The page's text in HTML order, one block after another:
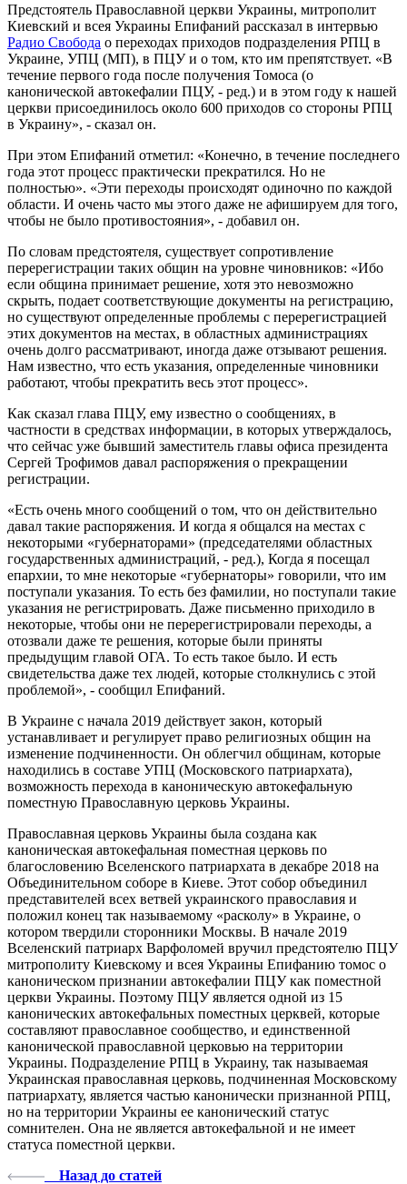
Предстоятель Православной церкви Украины, митрополит
Киевский и всея Украины Епифаний рассказал в интервью
Радио Свобода о переходах приходов подразделения РПЦ в
Украине, УПЦ (МП), в ПЦУ и о том, кто им препятствует. «В
течение первого года после получения Томоса (о
канонической автокефалии ПЦУ, - ред.) и в этом году к нашей
церкви присоединилось около 600 приходов со стороны РПЦ
в Украину», - сказал он.
При этом Епифаний отметил: «Конечно, в течение последнего
года этот процесс практически прекратился. Но не
полностью». «Эти переходы происходят одиночно по каждой
области. И очень часто мы этого даже не афишируем для того,
чтобы не было противостояния», - добавил он.
По словам предстоятеля, существует сопротивление
перерегистрации таких общин на уровне чиновников: «Ибо
если община принимает решение, хотя это невозможно
скрыть, подает соответствующие документы на регистрацию,
но существуют определенные проблемы с перерегистрацией
этих документов на местах, в областных администрациях
очень долго рассматривают, иногда даже отзывают решения.
Нам известно, что есть указания, определенные чиновники
работают, чтобы прекратить весь этот процесс».
Как сказал глава ПЦУ, ему известно о сообщениях, в
частности в средствах информации, в которых утверждалось,
что сейчас уже бывший заместитель главы офиса президента
Сергей Трофимов давал распоряжения о прекращении
регистрации.
«Есть очень много сообщений о том, что он действительно
давал такие распоряжения. И когда я общался на местах с
некоторыми «губернаторами» (председателями областных
государственных администраций, - ред.), Когда я посещал
епархии, то мне некоторые «губернаторы» говорили, что им
поступали указания. То есть без фамилии, но поступали такие
указания не регистрировать. Даже письменно приходило в
некоторые, чтобы они не перерегистрировали переходы, а
отозвали даже те решения, которые были приняты
предыдущим главой ОГА. То есть такое было. И есть
свидетельства даже тех людей, которые столкнулись с этой
проблемой», - сообщил Епифаний.
В Украине с начала 2019 действует закон, который
устанавливает и регулирует право религиозных общин на
изменение подчиненности. Он облегчил общинам, которые
находились в составе УПЦ (Московского патриархата),
возможность перехода в каноническую автокефальную
поместную Православную церковь Украины.
Православная церковь Украины была создана как
каноническая автокефальная поместная церковь по
благословению Вселенского патриархата в декабре 2018 на
Объединительном соборе в Киеве. Этот собор объединил
представителей всех ветвей украинского православия и
положил конец так называемому «расколу» в Украине, о
котором твердили сторонники Москвы. В начале 2019
Вселенский патриарх Варфоломей вручил предстоятелю ПЦУ
митрополиту Киевскому и всея Украины Епифанию томос о
каноническом признании автокефалии ПЦУ как поместной
церкви Украины. Поэтому ПЦУ является одной из 15
канонических автокефальных поместных церквей, которые
составляют православное сообщество, и единственной
канонической православной церковью на территории
Украины. Подразделение РПЦ в Украину, так называемая
Украинская православная церковь, подчиненная Московскому
патриархату, является частью канонически признанной РПЦ,
но на территории Украины ее канонический статус
сомнителен. Она не является автокефальной и не имеет
статуса поместной церкви.
Назад до статей